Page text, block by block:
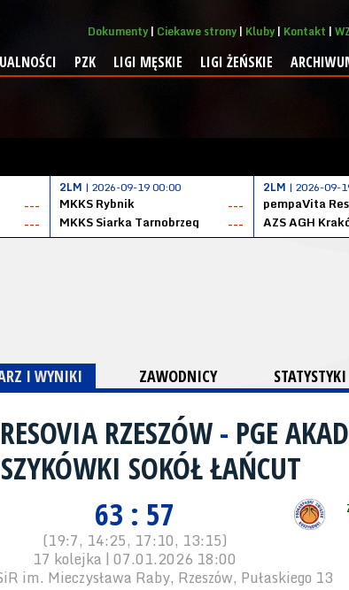
Dokumenty Ciekawe strony Kluby Kontakt
PZK LIGI MĘSKIE LIGI ŻEŃSKIE
---
---
2LM | 2026-09-19 00:00
MKKS Rybnik
---
MKKS Siarka Tarnobrzeg
---
2LM | 2026-09-
pempaVita
AZS AGH
I WYNIKI ZAWODNICY STATYSTYKI
RZESZÓW- PGE
SOKÓŁ ŁAŃCUT
63 : 57
(19:7, 14:25, 17:10, 13:15)
17 kolejka | 07.01.2026 18:00
im. Mieczysława Raby, Rzeszów, Pułaskiego 13